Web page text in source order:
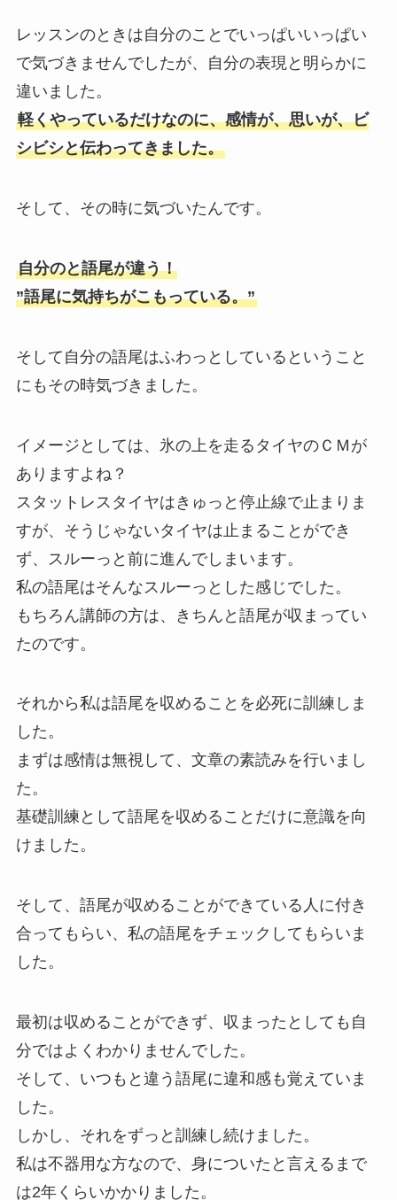
レッスンのときは自分のことでいっぱいいっぱい
で気づきませんでしたが、自分の表現と明らかに
違いました。
軽くやっているだけなのに、感情が、思いが、ビ
シビシと伝わってきました。
そして、その時に気づいたんです。
自分のと語尾が違う！
”語尾に気持ちがこもっている。”
そして自分の語尾はふわっとしているということ
にもその時気づきました。
イメージとしては、氷の上を走るタイヤのＣＭが
ありますよね？
スタットレスタイヤはきゅっと停止線で止まりま
すが、そうじゃないタイヤは止まることができ
ず、スルーっと前に進んでしまいます。
私の語尾はそんなスルーっとした感じでした。
もちろん講師の方は、きちんと語尾が収まってい
たのです。
それから私は語尾を収めることを必死に訓練しま
した。
まずは感情は無視して、文章の素読みを行いまし
た。
基礎訓練として語尾を収めることだけに意識を向
けました。
そして、語尾が収めることができている人に付き
合ってもらい、私の語尾をチェックしてもらいま
した。
最初は収めることができず、収まったとしても自
分ではよくわかりませんでした。
そして、いつもと違う語尾に違和感も覚えていま
した。
しかし、それをずっと訓練し続けました。
私は不器用な方なので、身についたと言えるまで
は2年くらいかかりました。